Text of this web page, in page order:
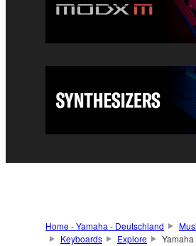
Home - Yamaha - Deutschland
Keyboards
Explore Yamaha